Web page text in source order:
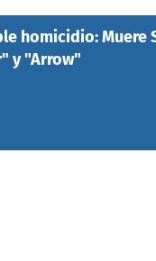
homicidio: Muere
y "Arrow"